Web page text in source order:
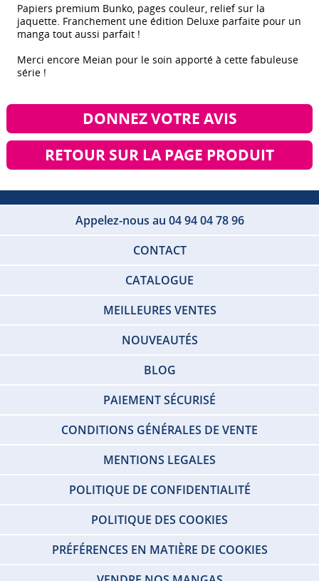
Papiers premium Bunko, pages couleur, relief sur la
jaquette. Franchement une édition Deluxe parfaite pour un
manga tout aussi parfait !
Merci encore Meian pour le soin apporté à cette fabuleuse
série !
DONNEZ VOTRE AVIS
RETOUR SUR LA PAGE PRODUIT
Appelez-nous au 04 94 04 78 96
CONTACT
CATALOGUE
MEILLEURES VENTES
NOUVEAUTÉS
BLOG
PAIEMENT SÉCURISÉ
CONDITIONS GÉNÉRALES DE VENTE
MENTIONS LEGALES
POLITIQUE DE CONFIDENTIALITÉ
POLITIQUE DES COOKIES
PRÉFÉRENCES EN MATIÈRE DE COOKIES